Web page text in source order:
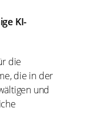
KI-
die
die in der
und